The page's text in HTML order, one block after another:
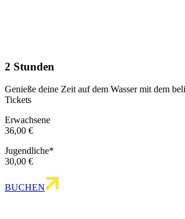
2 Stunden
Genieße deine Zeit auf dem Wasser mit dem
Tickets
Erwachsene
36,00 €
Jugendliche*
30,00 €
BUCHEN